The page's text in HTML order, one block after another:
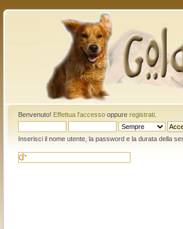
Benvenuto! Effettua l'accessooppure registrati.
Inserisci il nome utente, la password e la durata della